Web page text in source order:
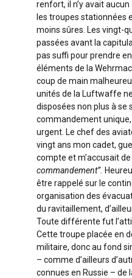
renfort, il n’y avait
les troupes stationnées
moins sûres. Les vingt-
passées avant la
pas suffi pour prendre
éléments de la
coup de main
unités de la Luftwaffe
disposées non plus à se
commandement
urgent. Le chef des
vingt ans mon cadet,
compte et m’accusait de
commandement”.
être rappelé sur le
organisation des
du ravitaillement,
Toute différente fut
Cette troupe placée en
militaire, donc au fond
– comme d’ailleurs
connues en Russie – de